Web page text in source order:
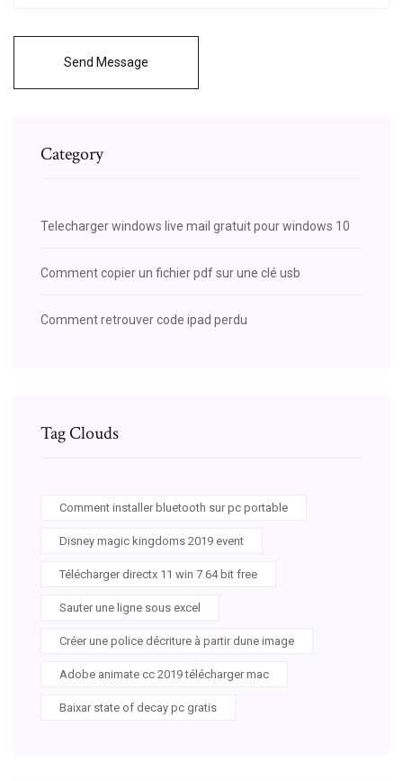
Send Message
Category
Telecharger windows live mail gratuit pour windows 10
Comment copier un fichier pdf sur une clé usb
Comment retrouver code ipad perdu
Tag Clouds
Comment installer bluetooth sur pc portable
Disney magic kingdoms 2019 event
Télécharger directx 11 win 7 64 bit free
Sauter une ligne sous excel
Créer une police décriture à partir dune image
Adobe animate cc 2019 télécharger mac
Baixar state of decay pc gratis